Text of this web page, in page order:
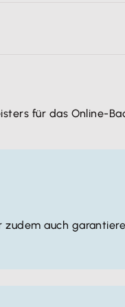
nicht möglich sind.
sicherer
für das Online-
auch